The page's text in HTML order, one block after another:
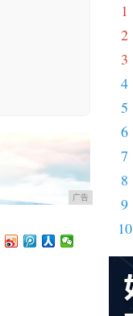
广告
1
2
3
4
5
6
7
8
9
10